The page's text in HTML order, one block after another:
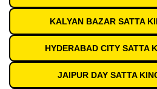
KALYAN BAZAR SATTA
HYDERABAD CITY SATTA
JAIPUR DAY SATTA